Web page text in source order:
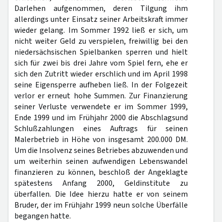
Darlehen aufgenommen, deren Tilgung ihm
allerdings unter Einsatz seiner Arbeitskraft immer
wieder gelang. Im Sommer 1992 ließ er sich, um
nicht weiter Geld zu verspielen, freiwillig bei den
niedersächsischen Spielbanken sperren und hielt
sich für zwei bis drei Jahre vom Spiel fern, ehe er
sich den Zutritt wieder erschlich und im April 1998
seine Eigensperre aufheben ließ. In der Folgezeit
verlor er erneut hohe Summen. Zur Finanzierung
seiner Verluste verwendete er im Sommer 1999,
Ende 1999 und im Frühjahr 2000 die Abschlagsund
Schlußzahlungen eines Auftrags für seinen
Malerbetrieb in Höhe von insgesamt 200.000 DM.
Um die Insolvenz seines Betriebes abzuwenden und
um weiterhin seinen aufwendigen Lebenswandel
finanzieren zu können, beschloß der Angeklagte
spätestens Anfang 2000, Geldinstitute zu
überfallen. Die Idee hierzu hatte er von seinem
Bruder, der im Frühjahr 1999 neun solche Überfälle
begangen hatte.